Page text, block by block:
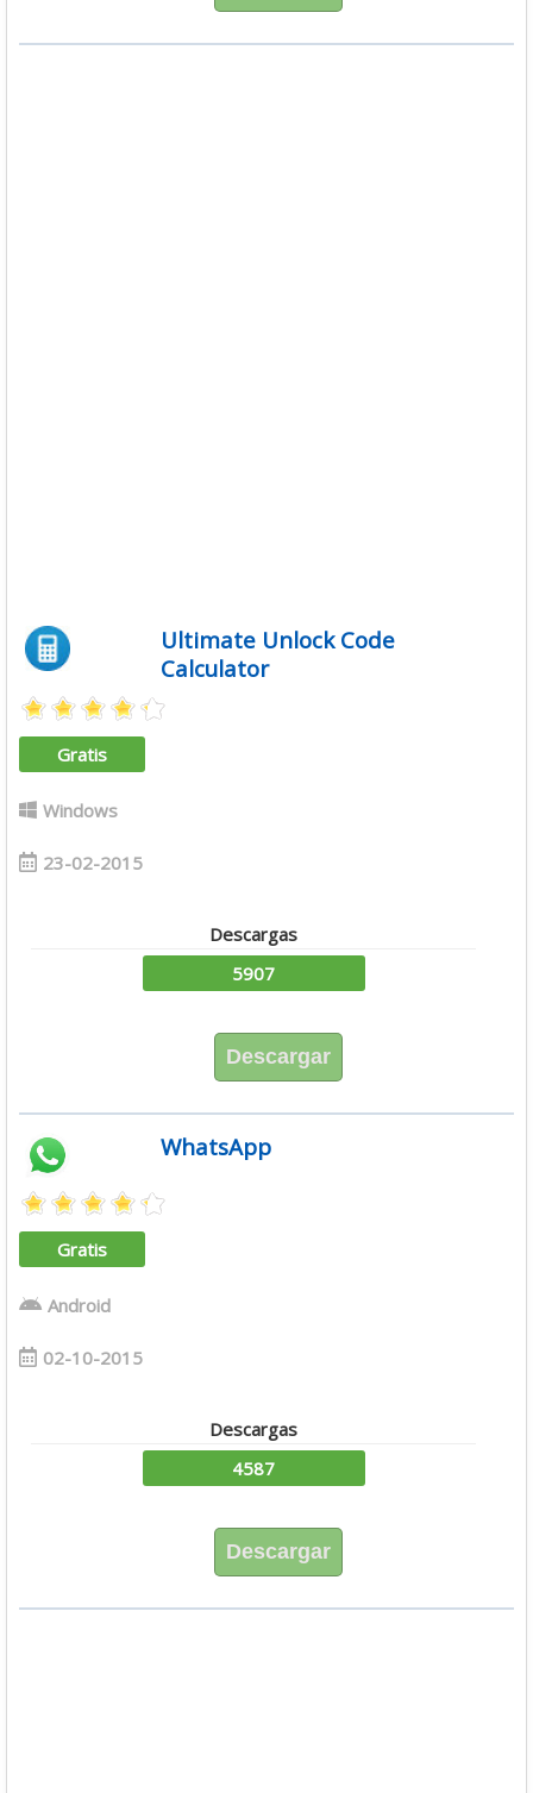
Ultimate Unlock Code
Calculator
Gratis
Windows
23-02-2015
Descargas
5907
Descargar
WhatsApp
Gratis
Android
02-10-2015
Descargas
4587
Descargar